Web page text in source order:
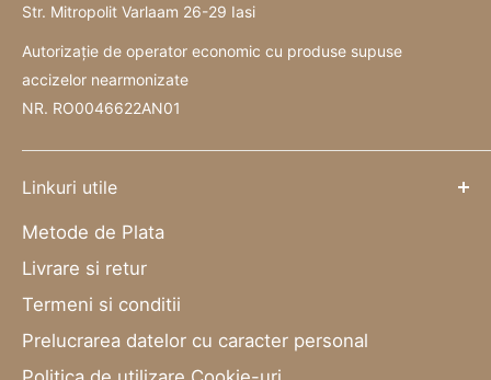
Str. Mitropolit Varlaam 26-29 Iasi
Autorizație de operator economic cu produse supuse
accizelor nearmonizate
NR. RO0046622AN01
Linkuri utile
Metode de Plata
Livrare si retur
Termeni si conditii
Prelucrarea datelor cu caracter personal